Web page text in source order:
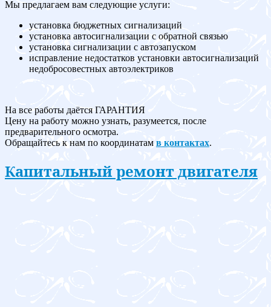
Мы предлагаем вам следующие услуги:
установка бюджетных сигнализаций
установка автосигнализации с обратной связью
установка сигнализации с автозапуском
исправление недостатков установки автосигнализаций
недобросовестных автоэлектриков
На все работы даётся ГАРАНТИЯ
Цену на работу можно узнать, разумеется, после
предварительного осмотра.
Обращайтесь к нам по координатам в контактах.
Капитальный ремонт двигателя